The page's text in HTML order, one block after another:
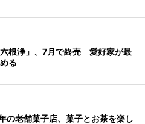
根浄」、7月で終売 愛好家が最
る
の老舗菓子店、菓子とお茶を楽し